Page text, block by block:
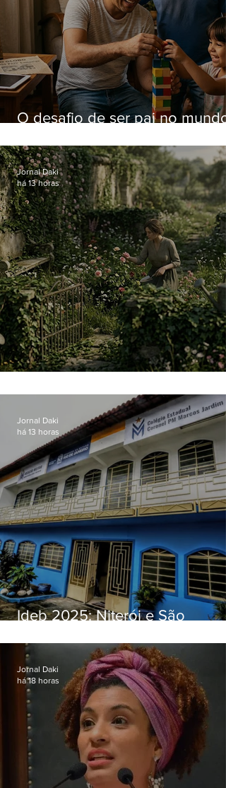
O desafio de ser pai no mundo
Jornal Daki
há 13 horas
Ideb 2025: Niterói e São
distintos no ensino médio; veja
Jornal Daki
há 13 horas
Jornal Daki
há 18 horas